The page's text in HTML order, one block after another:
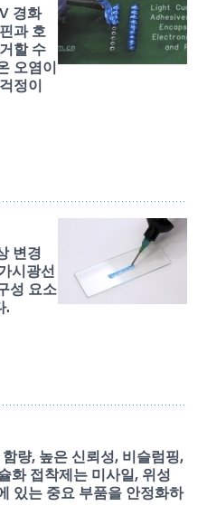
경화
과 호
할 수
오염이
정이
변경
시광선
성 요소
.
량, 높은 신뢰성, 비슬럼핑,
화 접착제는 미사일, 위성
있는 중요 부품을 안정화하